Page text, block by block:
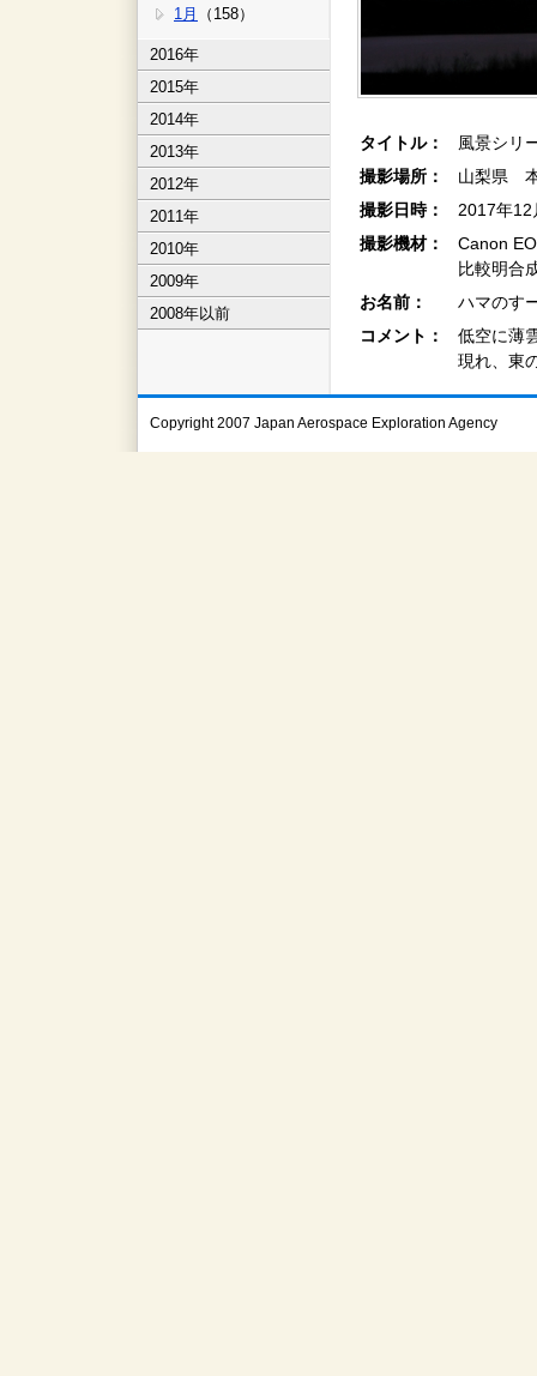
1月
（158）
2016年
2015年
2014年
2013年
2012年
2011年
2010年
2009年
2008年以前
タイトル：
風景シリ
撮影場所：
山梨県
撮影日時：
2017年
撮影機材：
Canon
比較明合
お名前：
ハマのす
コメント：
低空に薄
現れ、東
Copyright 2007 Japan Aerospace Exploration Agency